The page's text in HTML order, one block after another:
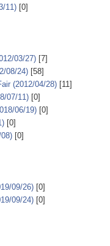
11)[0]
03/27)[7]
08/24)[58]
(2012/04/28)[11]
07/11)[0]
06/19)[0]
[0]
[0]
09/26)[0]
09/24)[0]